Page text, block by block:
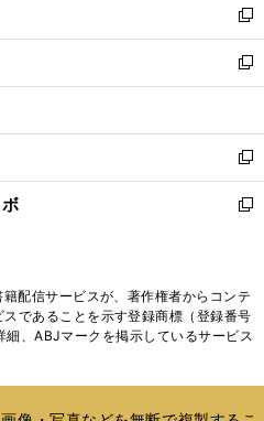
く
で
開
く
ド
ウ
で
開
ィ
ン
ド
ウ
開
く
い
ウ
ィ
ン
ウ
で
開
く
新
し
い
ウ
ン
ド
ウ
で
新
し
ウ
ィ
ン
ド
く
新
し
い
ド
ウ
で
新
ィ
ン
ド
配信サービスが、著作権者からコンテ
であることを示す登録商標（登録番号
、ABJマークを掲示しているサービス